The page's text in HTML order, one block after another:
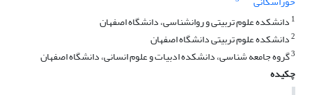
1 دانشکده علوم تربیتی و روانشناسی، دانشگاه اصفهان
2دانشکده علوم تربیتی دانشگاه اصفهان
3گروه جامعه شناسی، دانشکده ادبیات و علوم ‌انسانی، دانشگاه اصفهان
چکیده